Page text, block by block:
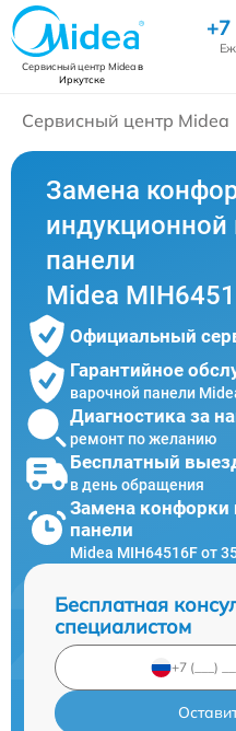
Сервисный центр Mideaв
Иркутске
Сервисный центр Midea
Замена
индукционной
панели
Midea
Официальный
Гарантийное
варочной панели
Диагностика за
ремонт по желанию
Бесплатный
в день обращения
Замена конфорки
панели
Midea MIH64516F от
Бесплатная
специалистом